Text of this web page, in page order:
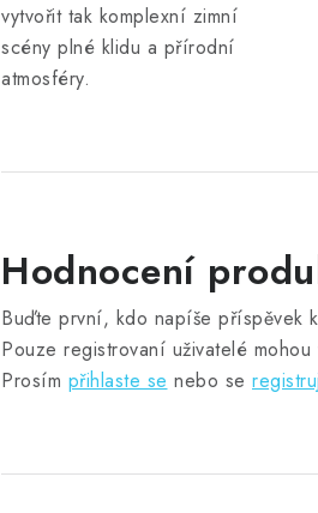
vytvořit tak komplexní zimní
scény plné klidu a přírodní
atmosféry.
Hodnocení
Buďte první, kdo napíše příspěvek
Pouze registrovaní uživatelé
Prosím přihlaste se nebo se